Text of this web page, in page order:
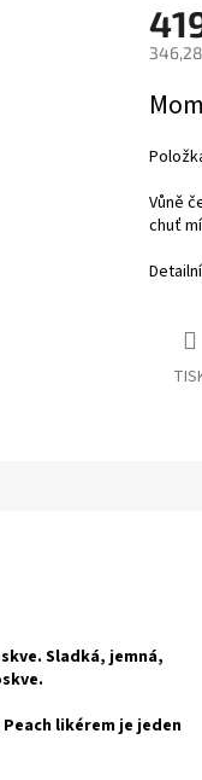
cena:
Vůně
chuť
Sladká, jemná,
likérem je jeden